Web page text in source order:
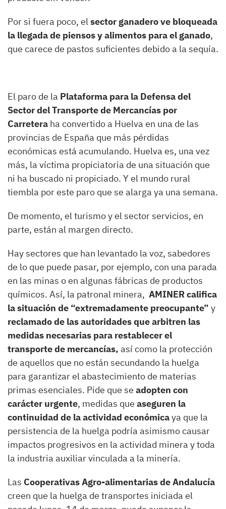
Por si fuera poco, elsector ganadero ve bloqueada
la llegada de piensos y alimentos para el ganado,
que carece de pastos suficientes debido a la sequía.
El paro de la Plataforma para la Defensa del
Sector del Transporte de Mercancías por
Carretera ha convertido a Huelva en una de las
provincias de España que más pérdidas
económicas está acumulando. Huelva es, una vez
más, la víctima propiciatoria de una situación que
ni ha buscado ni propiciado. Y el mundo rural
tiembla por este paro que se alarga ya una semana.
De momento, el turismo y el sector servicios, en
parte, están al margen directo.
Hay sectores que han levantado la voz, sabedores
de lo que puede pasar, por ejemplo, con una parada
en las minas o en algunas fábricas de productos
químicos. Así, la patronal minera, AMINER califica
la situación de “extremadamente preocupante” y
reclamado de las autoridades que arbitren las
medidas necesarias para restablecer el
transporte de mercancías, así como la protección
de aquellos que no están secundando la huelga
para garantizar el abastecimiento de materias
primas esenciales. Pide que se adopten con
carácter urgente, medidas que aseguren la
continuidad de la actividad económicaya que la
persistencia de la huelga podría asimismo causar
impactos progresivos en la actividad minera y toda
la industria auxiliar vinculada a la minería.
Las Cooperativas Agro-alimentarias de Andalucía
creen que la huelga de transportes iniciada el